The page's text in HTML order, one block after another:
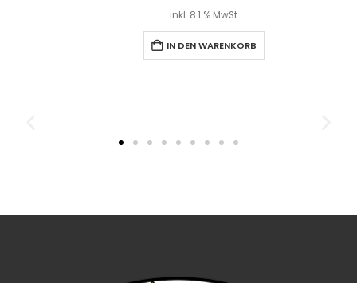
inkl. 8.1 % MwSt.
IN DEN WARENKORB